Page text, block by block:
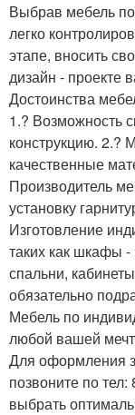
Выбрав мебель по
легко
этапе, вносить
дизайн - проекте
Достоинства
1.? Возможность
конструкцию. 2.?
качественные
Производитель
установку
Изготовление
таких как шкафы -
спальни,
обязательно
Мебель по
любой вашей
Для оформления
позвоните по
выбрать